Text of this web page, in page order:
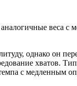
веса с
однако он
хватов.
с медленным